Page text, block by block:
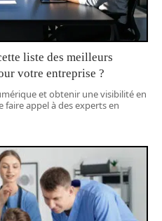
liste des meilleurs
votre entreprise ?
et obtenir une visibilité en
faire appel à des experts en